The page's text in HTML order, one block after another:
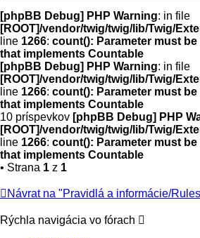
[phpBB Debug] PHP Warning: in file
[ROOT]/vendor/twig/twig/lib/Twig/
line 1266: count(): Parameter must
that implements Countable
[phpBB Debug] PHP Warning: in file
[ROOT]/vendor/twig/twig/lib/Twig/
line 1266: count(): Parameter must
that implements Countable
10 príspevkov [phpBB Debug] PHP
[ROOT]/vendor/twig/twig/lib/Twig/
line 1266: count(): Parameter must
that implements Countable
• Strana 1 z 1
Návrat na "Pravidlá a informácie/
Rýchla navigácia vo fórach